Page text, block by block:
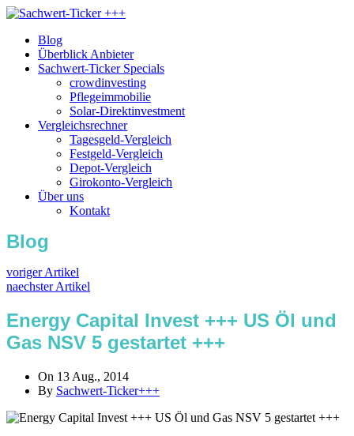
Blog
Überblick Anbieter
Sachwert-Ticker Specials
crowdinvesting
Pflegeimmobilie
Solar-Direktinvestment
Vergleichsrechner
Tagesgeld-Vergleich
Festgeld-Vergleich
Depot-Vergleich
Girokonto-Vergleich
Über uns
Kontakt
Blog
voriger Artikel
naechster Artikel
Energy Capital Invest +++ US Öl und
Gas NSV 5 gestartet +++
On 13 Aug., 2014
By Sachwert-Ticker+++